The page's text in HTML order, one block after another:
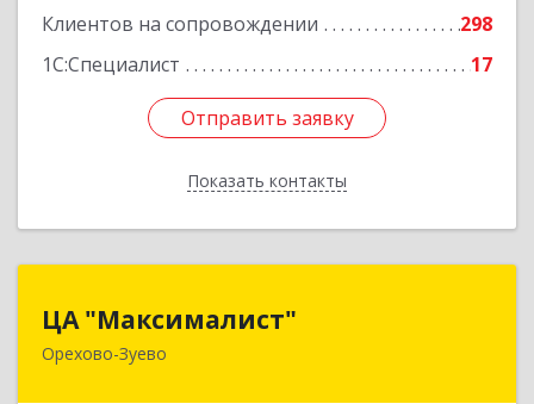
Клиентов на сопровождении
298
1С:Специалист
17
Отправить заявку
Показать контакты
Отправить заявку
Назад
ЦА "Максималист"
Орехово-Зуево
142600, Московская обл, Орехово-Зуево г,